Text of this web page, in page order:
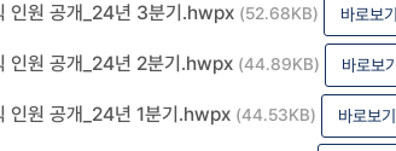
인원 공개_24년 3분기.hwpx (52.68KB) 바로보기
인원 공개_24년 2분기.hwpx (44.89KB) 바로보기
인원 공개_24년 1분기.hwpx (44.53KB) 바로보기